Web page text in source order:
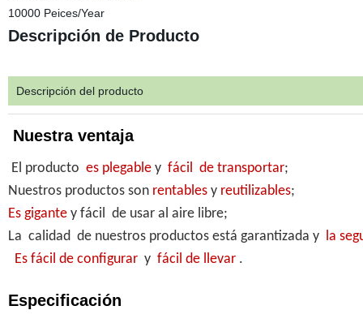
10000 Peices/Year
Descripción de Producto
Descripción del producto
Nuestra ventaja
El producto es plegabley fácil de transportar;
Nuestros productos sonrentablesyreutilizables;
Es gigantey fácil de usar al aire libre;
La calidad de nuestros productos está garantizada y la
Es fácil de configurar yfácil de llevar .
Especificación